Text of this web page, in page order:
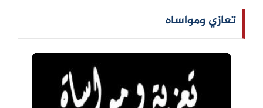
تعازي ومواساه